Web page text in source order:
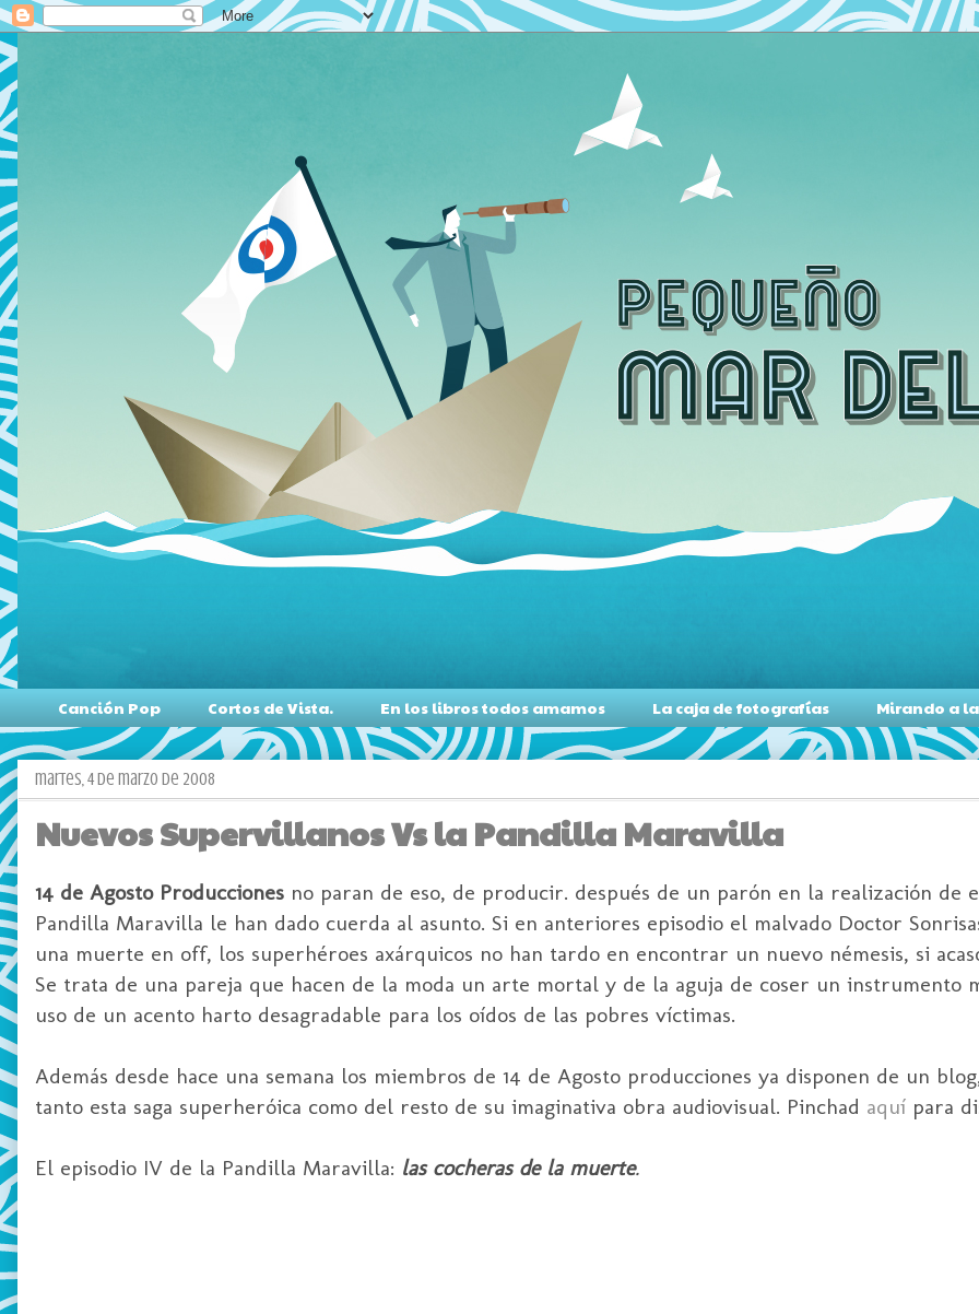
Canción Pop Cortos de Vista. En los libros todos amamos La caja de fotografías Mirando a
martes, 4 de marzo de 2008
Nuevos Supervillanos Vs la Pandilla Maravilla
14 de Agosto Producciones no paran de eso, de producir. después de un parón en la realización de
Pandilla Maravilla le han dado cuerda al asunto. Si en anteriores episodio el malvado Doctor
una muerte en off, los superhéroes axárquicos no han tardo en encontrar un nuevo némesis, si
Se trata de una pareja que hacen de la moda un arte mortal y de la aguja de coser un instrumento
uso de un acento harto desagradable para los oídos de las pobres víctimas.
Además desde hace una semana los miembros de 14 de Agosto producciones ya disponen de un
tanto esta saga superheróica como del resto de su imaginativa obra audiovisual. Pinchad aquí para
El episodio IV de la Pandilla Maravilla: las cocheras de la muerte.